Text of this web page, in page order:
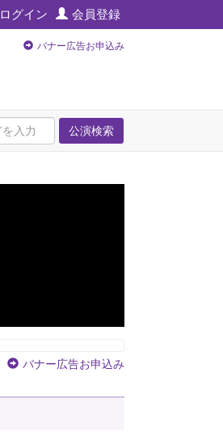
ログイン 会員登録
バナー広告お申込み
公演検索
バナー広告お申込み